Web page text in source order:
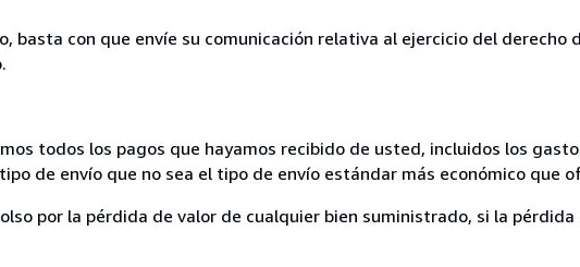
basta con que envíe su comunicación relativa al ejercicio del
todos los pagos que hayamos recibido de usted, incluidos los
de envío que no sea el tipo de envío estándar más económico que
por la pérdida de valor de cualquier bien suministrado, si la